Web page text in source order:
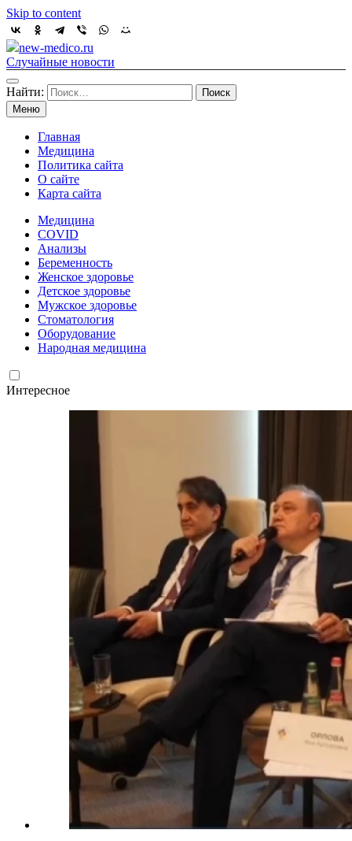
Skip to content
new-medico.ru
Случайные новости
Найти:
Меню
Главная
Медицина
Политика сайта
О сайте
Карта сайта
Медицина
COVID
Анализы
Беременность
Женское здоровье
Детское здоровье
Мужское здоровье
Стоматология
Оборудование
Народная медицина
Интересное